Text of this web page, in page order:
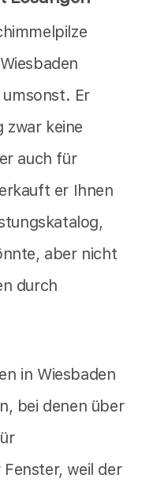
Er
zwar keine
auch für
er Ihnen
aber nicht
durch
in Wiesbaden
bei denen über
weil der